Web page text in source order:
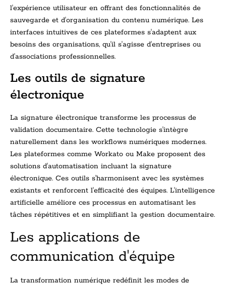
l'expérience utilisateur en offrant des fonctionnalités de
sauvegarde et d'organisation du contenu numérique. Les
interfaces intuitives de ces plateformes s'adaptent aux
besoins des organisations, qu'il s'agisse d'entreprises ou
d'associations professionnelles.
Les outils de signature
électronique
La signature électronique transforme les processus de
validation documentaire. Cette technologie s'intègre
naturellement dans les workflows numériques modernes.
Les plateformes comme Workato ou Make proposent des
solutions d'automatisation incluant la signature
électronique. Ces outils s'harmonisent avec les systèmes
existants et renforcent l'efficacité des équipes. L'intelligence
artificielle améliore ces processus en automatisant les
tâches répétitives et en simplifiant la gestion documentaire.
Les applications de
communication d'équipe
La transformation numérique redéfinit les modes de